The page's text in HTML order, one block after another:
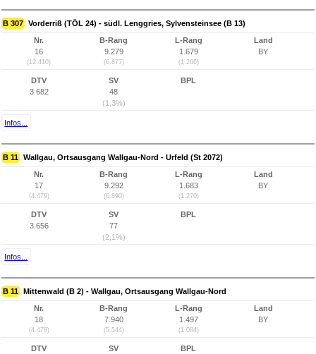
B 307 Vorderriß (TÖL 24) - südl. Lenggries, Sylvensteinsee (B 13)
Nr.
16
(12.410)
B-Rang
9.279
(6.877)
L-Rang
1.679
(1.266)
Land
BY
DTV
3.682
SV
48
(1,3%)
BPL
Infos...
B 11 Wallgau, Ortsausgang Wallgau-Nord - Urfeld (St 2072)
Nr.
17
(4.479)
B-Rang
9.292
(6.890)
L-Rang
1.683
(1.270)
Land
BY
DTV
3.656
SV
77
(2,1%)
BPL
Infos...
B 11 Mittenwald (B 2) - Wallgau, Ortsausgang Wallgau-Nord
Nr.
18
(4.478)
B-Rang
7.940
(5.544)
L-Rang
1.497
(1.084)
Land
BY
DTV
SV
BPL